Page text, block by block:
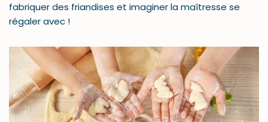
fabriquer des friandises et imaginer la maîtresse se
régaler avec !